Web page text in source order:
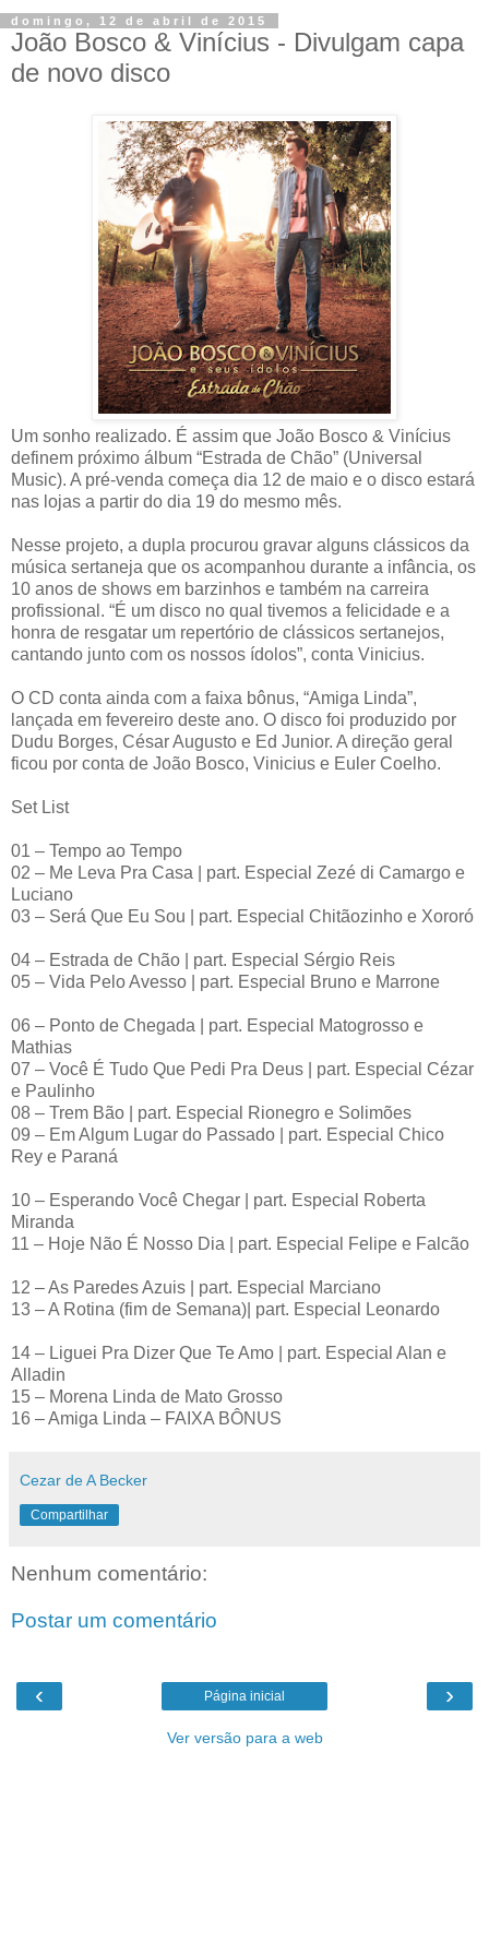
domingo, 12 de abril de 2015
João Bosco & Vinícius - Divulgam capa
Um sonho realizado. É assim que João Bosco & Vinícius
definem próximo álbum “Estrada de Chão” (Universal
Music). A pré-venda começa dia 12 de maio e o disco estará
nas lojas a partir do dia 19 do mesmo mês.
Nesse projeto, a dupla procurou gravar alguns clássicos da
música sertaneja que os acompanhou durante a infância, os
10 anos de shows em barzinhos e também na carreira
profissional. “É um disco no qual tivemos a felicidade e a
honra de resgatar um repertório de clássicos sertanejos,
cantando junto com os nossos ídolos”, conta Vinicius.
O CD conta ainda com a faixa bônus, “Amiga Linda”,
lançada em fevereiro deste ano. O disco foi produzido por
Dudu Borges, César Augusto e Ed Junior. A direção geral
ficou por conta de João Bosco, Vinicius e Euler Coelho.
Set List
01 – Tempo ao Tempo
02 – Me Leva Pra Casa | part. Especial Zezé di Camargo e
Luciano
03 – Será Que Eu Sou | part. Especial Chitãozinho e Xororó
04 – Estrada de Chão | part. Especial Sérgio Reis
05 – Vida Pelo Avesso | part. Especial Bruno e Marrone
06 – Ponto de Chegada | part. Especial Matogrosso e
Mathias
07 – Você É Tudo Que Pedi Pra Deus | part. Especial Cézar
e Paulinho
08 – Trem Bão | part. Especial Rionegro e Solimões
09 – Em Algum Lugar do Passado | part. Especial Chico
Rey e Paraná
10 – Esperando Você Chegar | part. Especial Roberta
Miranda
11 – Hoje Não É Nosso Dia | part. Especial Felipe e Falcão
12 – As Paredes Azuis | part. Especial Marciano
13 – A Rotina (fim de Semana)| part. Especial Leonardo
14 – Liguei Pra Dizer Que Te Amo | part. Especial Alan e
Alladin
15 – Morena Linda de Mato Grosso
16 – Amiga Linda – FAIXA BÔNUS
Cezar de A Becker
Compartilhar
Nenhum comentário:
Postar um comentário
‹ ›
Página inicial
Ver versão para a web